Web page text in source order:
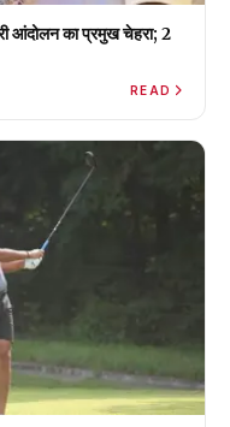
आंदोलन का प्रमुख चेहरा; 2
READ